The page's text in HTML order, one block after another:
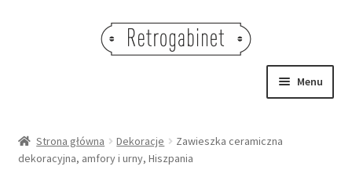
Menu
OBRAZY
Strona główna Dekoracje
Zawieszka ceramiczna
dekoracyjna, amfory i urny, Hiszpania